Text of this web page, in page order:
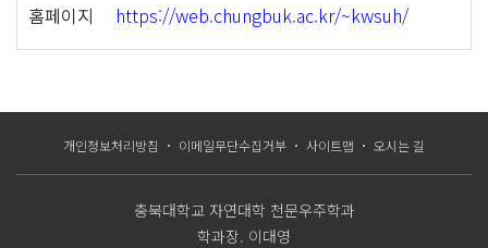
홈페이지
https://web.chungbuk.ac.kr/~kwsuh/
개인정보처리방침 이메일무단수집거부 사이트맵 오시는 길
충북대학교 자연대학 천문우주학과
학과장. 이대영